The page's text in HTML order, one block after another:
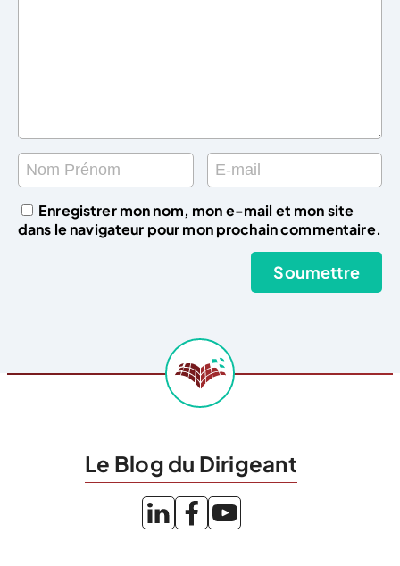
Enregistrer mon nom, mon e-mail et mon site
dans le navigateur pour mon prochain commentaire.
Le Blog du Dirigeant